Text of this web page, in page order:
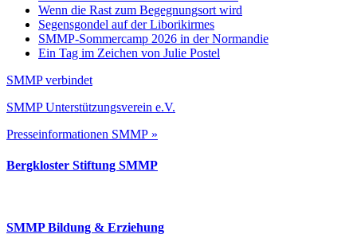
Wenn die Rast zum Begegnungsort wird
Segensgondel auf der Liborikirmes
SMMP-Sommercamp 2026 in der Normandie
Ein Tag im Zeichen von Julie Postel
SMMP verbindet
SMMP Unterstützungsverein e.V.
Presseinformationen SMMP »
Bergkloster Stiftung SMMP
SMMP Bildung & Erziehung